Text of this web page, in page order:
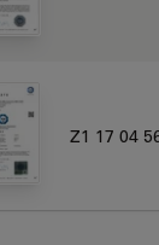
Z1 17 04